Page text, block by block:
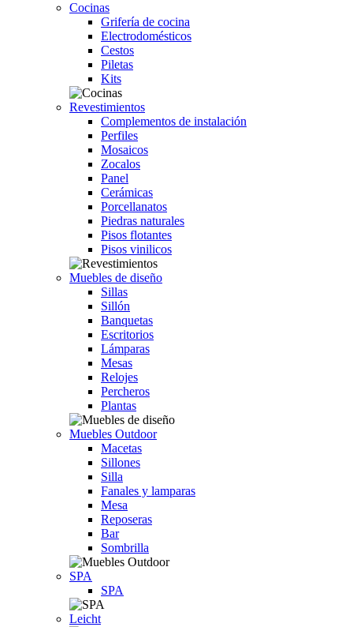
Cocinas
Grifería de cocina
Electrodomésticos
Cestos
Piletas
Kits
Revestimientos
Complementos de instalación
Perfiles
Mosaicos
Zocalos
Panel
Cerámicas
Porcellanatos
Piedras naturales
Pisos flotantes
Pisos vinilicos
Muebles de diseño
Sillas
Sillón
Banquetas
Escritorios
Lámparas
Mesas
Relojes
Percheros
Plantas
Muebles Outdoor
Macetas
Sillones
Silla
Fanales y lamparas
Mesa
Reposeras
Bar
Sombrilla
SPA
SPA
Leicht